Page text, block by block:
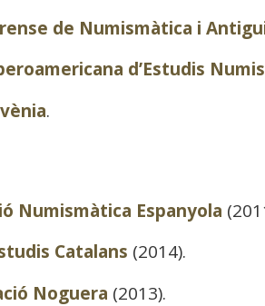
de Numismàtica i
d’Estudis
.
Numismàtica Espanyola
Catalans (2014).
Noguera (2013).